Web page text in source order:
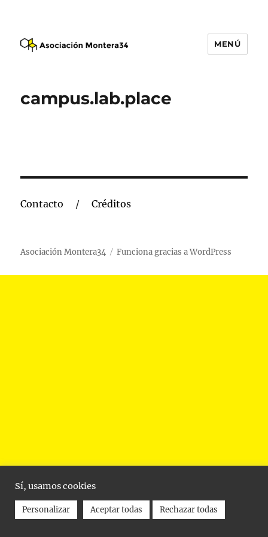
MENÚ
campus.lab.place
Contacto Créditos
Asociación Montera34 Funciona gracias a WordPress
Sí, usamos cookies
Personalizar Aceptar todas Rechazar todas